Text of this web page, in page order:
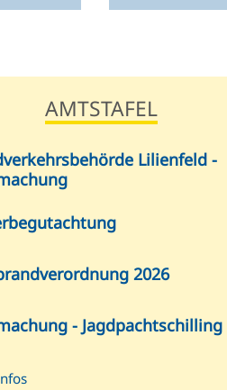
AMTSTAFEL
Lilienfeld -
2026
- Jagdpachtschilling